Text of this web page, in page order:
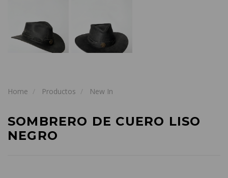
Home Productos New In
SOMBRERO DE CUERO LISO
NEGRO